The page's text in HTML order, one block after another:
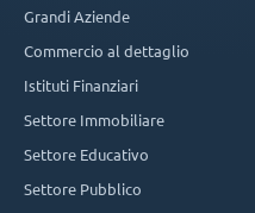
Grandi Aziende
Commercio al dettaglio
Istituti Finanziari
Settore Immobiliare
Settore Educativo
Settore Pubblico